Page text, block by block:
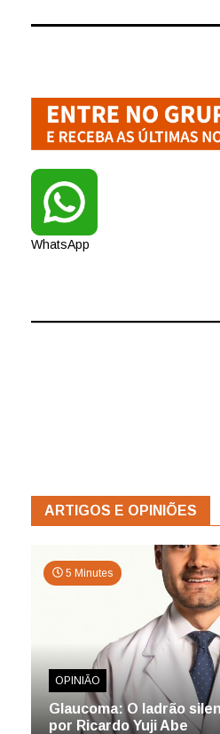
WhatsApp
ARTIGOS E OPINIÕES
5 Minutes
OPINIÃO
Glaucoma: O ladrão
por Ricardo Yuji Abe